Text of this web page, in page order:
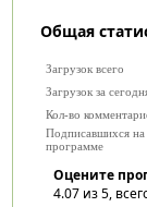
Общая
Загрузок всего
Загрузок за
Кол-во
Подписавшихся на
программе
Оцените
4.07из 5,